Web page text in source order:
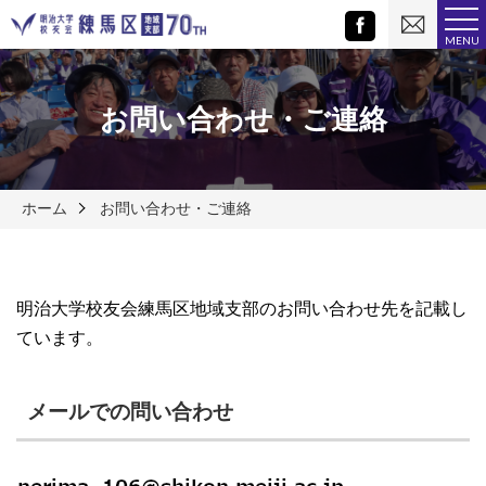
MENU
Facebook
い
合
わ
せ
お問い合わせ・ご連絡
ホーム お問い合わせ・ご連絡
明治大学校友会練馬区地域支部のお問い合わせ先を記載し
ています。
メールでの問い合わせ